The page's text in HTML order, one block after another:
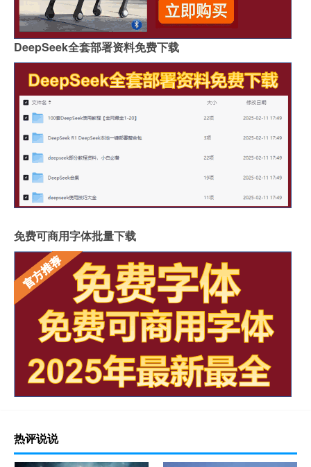
DeepSeek全套部署资料免费下载
免费可商用字体批量下载
热评说说